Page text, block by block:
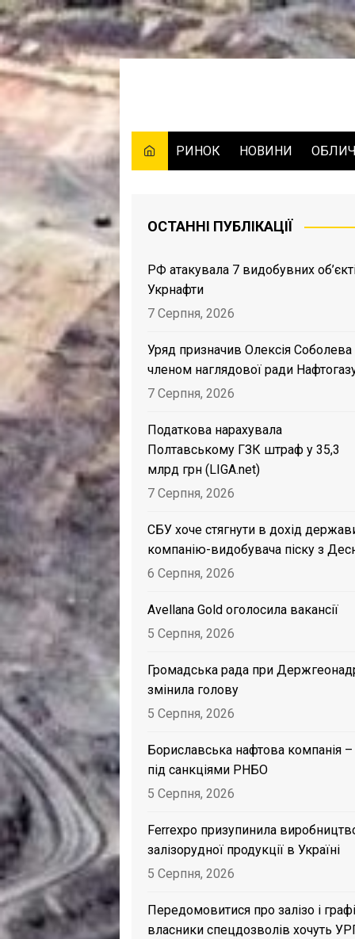
Skip
to
РИНОК НОВИНИ
ОСТАННІ ПУБЛІКАЦІЇ
РФ атакувала 7 видобувних
Укрнафти
7 Серпня, 2026
Уряд призначив Олексія Соболева
членом наглядової ради
7 Серпня, 2026
Податкова нарахувала
Полтавському ГЗК штраф у 35,3
млрд грн (LIGA.net)
7 Серпня, 2026
СБУ хоче стягнути в дохід
компанію-видобувача піску з
6 Серпня, 2026
Avellana Gold оголосила вакансії
5 Серпня, 2026
Громадська рада при
змінила голову
5 Серпня, 2026
Бориславська нафтова компанія –
під санкціями РНБО
5 Серпня, 2026
Ferrexpo призупинила
залізорудної продукції в Україні
5 Серпня, 2026
Передомовитися про залізо і
власники спецдозволів хочуть